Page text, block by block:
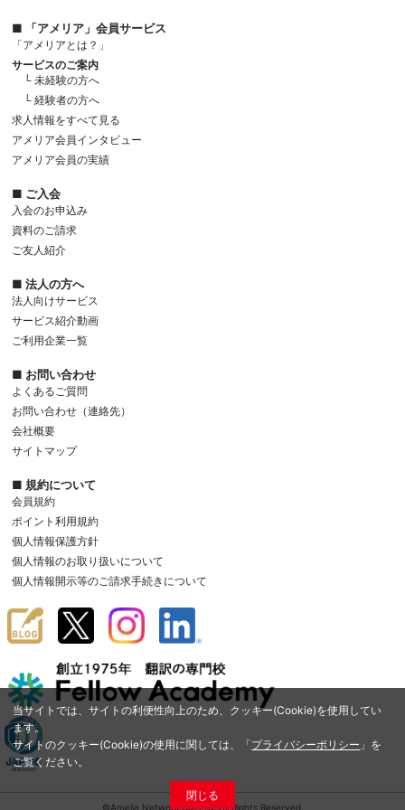
当サイトでは、サイトの利便性向上のため、クッキー(Cookie)を使用してい
ます。
サイトのクッキー(Cookie)の使用に関しては、「プライバシーポリシー 」を
ご覧ください。
閉じる
■ 「アメリア」会員サービス
「アメリアとは？」
サービスのご案内
└ 未経験の方へ
└ 経験者の方へ
求人情報をすべて見る
アメリア会員インタビュー
アメリア会員の実績
■ ご入会
入会のお申込み
資料のご請求
ご友人紹介
■ 法人の方へ
法人向けサービス
サービス紹介動画
ご利用企業一覧
■ お問い合わせ
よくあるご質問
お問い合わせ（連絡先）
会社概要
サイトマップ
■ 規約について
会員規約
ポイント利用規約
個人情報保護方針
個人情報のお取り扱いについて
個人情報開示等のご請求手続きについて
©Amelia Network Co.,Ltd. All Rights Reserved.